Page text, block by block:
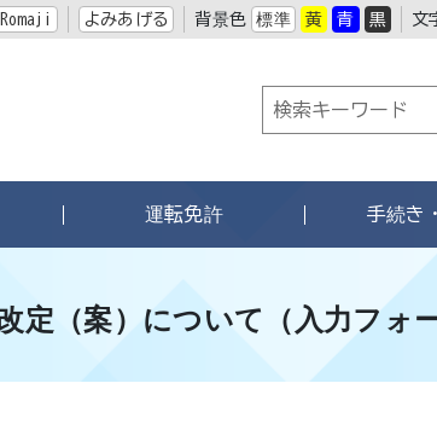
Romaji よみあげる 背景色 標準 黄 青 黒 文
運転免許 手続き
定（案）について（入力フォー